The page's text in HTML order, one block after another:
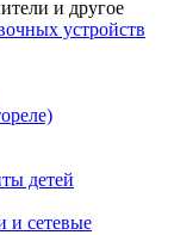
и другое
устройств
детей
и сетевые